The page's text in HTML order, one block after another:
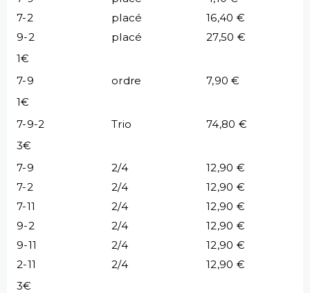
7-2
placé
16,40 €
9-2
placé
27,50 €
1€
7-9
ordre
7,90 €
1€
7-9-2
Trio
74,80 €
3€
7-9
2/4
12,90 €
7-2
2/4
12,90 €
7-11
2/4
12,90 €
9-2
2/4
12,90 €
9-11
2/4
12,90 €
2-11
2/4
12,90 €
3€